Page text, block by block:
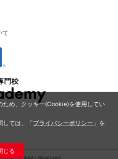
ため、クッキー(Cookie)を使用してい
しては、「プライバシーポリシー 」を
じる
て
All Rights Reserved.